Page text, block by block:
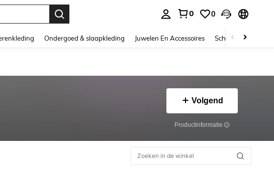
0 0
Ondergoed & slaapkleding Juwelen En Accessoires Schoonheid &
Volgend
Productinformatie